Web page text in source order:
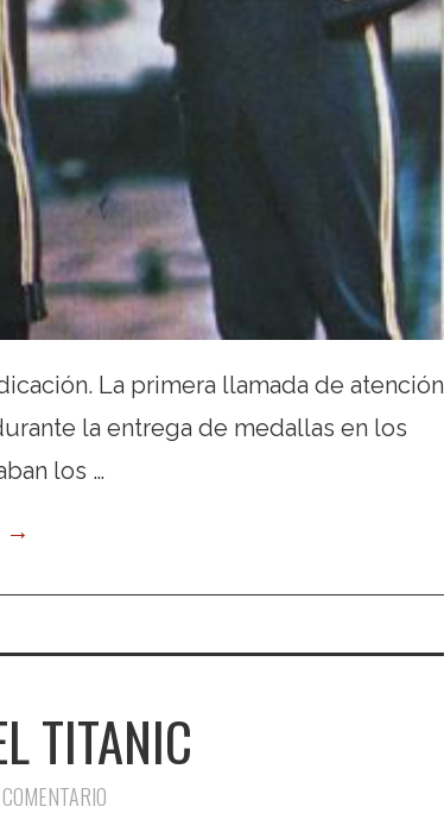
La primera llamada de atención
la entrega de medallas en los
los …
→
TITANIC